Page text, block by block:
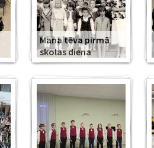
Mana tēva pirmā
skolas diena